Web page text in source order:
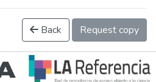
Back Request copy